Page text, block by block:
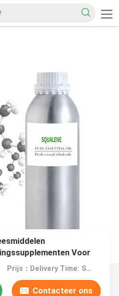
Voor
Shark Liver Oil
Prijs：Delivery Time: Ship Within About 2-3 Working Days After Receiving Payment
Contacteer ons